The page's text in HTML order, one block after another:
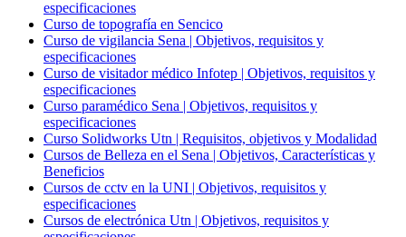
especificaciones
Curso de topografía en Sencico
Curso de vigilancia Sena | Objetivos, requisitos y
especificaciones
Curso de visitador médico Infotep | Objetivos, requisitos y
especificaciones
Curso paramédico Sena | Objetivos, requisitos y
especificaciones
Curso Solidworks Utn | Requisitos, objetivos y Modalidad
Cursos de Belleza en el Sena | Objetivos, Características y
Beneficios
Cursos de cctv en la UNI | Objetivos, requisitos y
especificaciones
Cursos de electrónica Utn | Objetivos, requisitos y